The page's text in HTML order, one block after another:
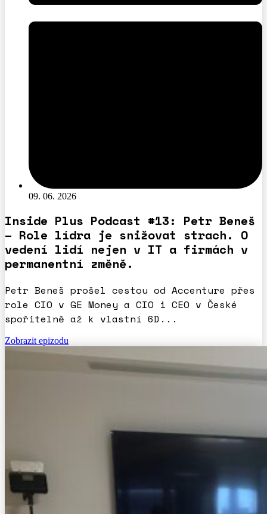
09. 06. 2026
Inside Plus Podcast #13: Petr Beneš
– Role lídra je snižovat strach. O
vedení lidí nejen v IT a firmách v
permanentní změně.
Petr Beneš prošel cestou od Accenture přes
role CIO v GE Money a CIO i CEO v České
spořitelně až k vlastní 6D...
Zobrazit epizodu